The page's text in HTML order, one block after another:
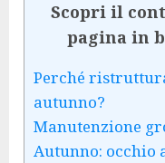
Scopri il
pagina in
Perché
autunno?
Manutenzione
Autunno: occhio